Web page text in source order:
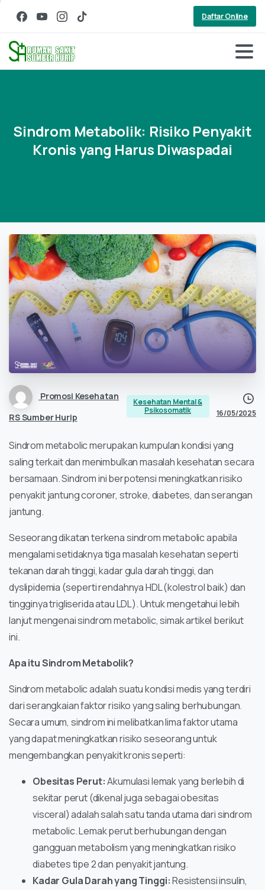
Daftar Online
Sindrom Metabolik: Risiko Penyakit
Kronisyang Harus Diwaspadai
Promosi Kesehatan
RS Sumber Hurip
Kesehatan Mental &
Psikosomatik
16/05/2025
Sindrom metabolic merupakan kumpulan kondisi yang
saling terkait dan menimbulkan masalah kesehatan secara
bersamaan. Sindrom ini berpotensi meningkatkan risiko
penyakit jantung coroner, stroke, diabetes, dan serangan
jantung.
Seseorang dikatan terkena sindrom metabolic apabila
mengalami setidaknya tiga masalah kesehatan seperti
tekanan darah tinggi, kadar gula darah tinggi, dan
dyslipidemia (seperti rendahnya HDL (kolestrol baik) dan
tingginya trigliserida atau LDL). Untuk mengetahui lebih
lanjut mengenai sindrom metabolic, simak artikel berikut
ini.
Apa itu Sindrom Metabolik?
Sindrom metabolic adalah suatu kondisi medis yang terdiri
dari serangkaian faktor risiko yang saling berhubungan.
Secara umum, sindrom ini melibatkan lima faktor utama
yang dapat meningkatkan risiko seseorang untuk
mengembangkan penyakit kronis seperti:
Obesitas Perut:Akumulasi lemak yang berlebih di
sekitar perut (dikenal juga sebagai obesitas
visceral) adalah salah satu tanda utama dari sindrom
metabolic. Lemak perut berhubungan dengan
gangguan metabolism yang meningkatkan risiko
diabetes tipe 2 dan penyakit jantung.
Kadar Gula Darah yang Tinggi:Resistensi insulin,